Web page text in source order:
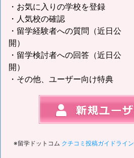
・お気に入りの学校を登録
・人気校の確認
・留学経験者への質問（近日公
開）
・留学検討者への回答（近日公
開）
・その他、ユーザー向け特典
※留学ドットコム クチコミ投稿ガイドライン